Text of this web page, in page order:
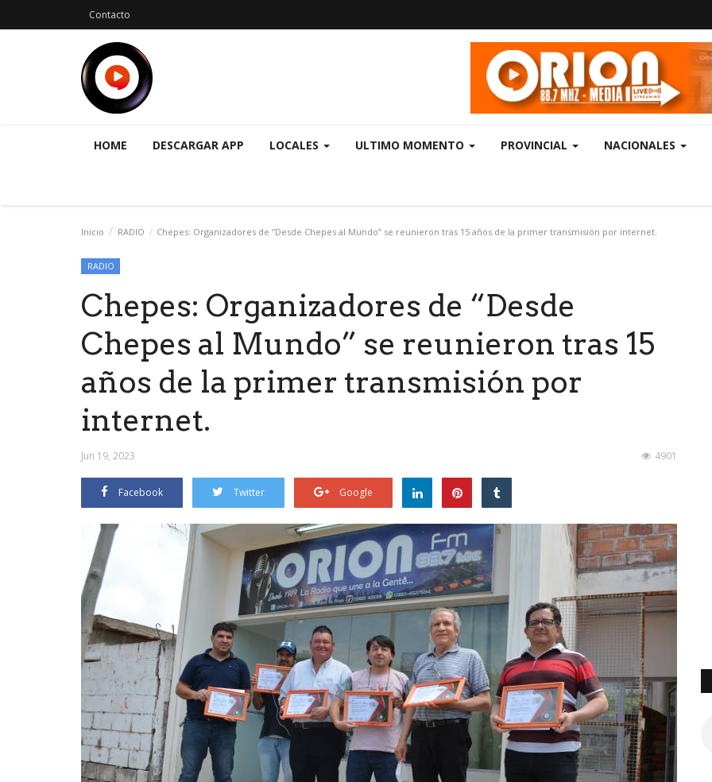
Contacto
HOME DESCARGAR APP LOCALES ULTIMO MOMENTO PROVINCIAL NACIONALES
Inicio RADIO Chepes: Organizadores de “Desde Chepes al Mundo” se reunieron tras 15 años de la primer transmisión por internet.
RADIO
Chepes: Organizadores de “Desde
Chepes al Mundo” se reunieron tras 15
años de la primer transmisión por
internet.
Jun 19, 2023 4901
Facebook Twitter Google